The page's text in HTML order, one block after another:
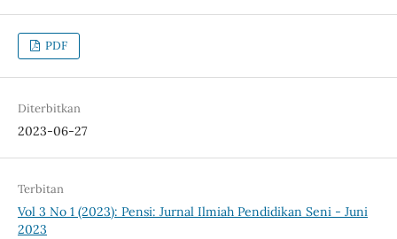
PDF
Diterbitkan
2023-06-27
Terbitan
Vol 3 No 1 (2023): Pensi: Jurnal Ilmiah Pendidikan Seni - Juni
2023